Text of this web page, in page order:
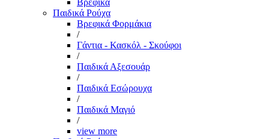
Βρεφικά
Παιδικά Ρούχα
Βρεφικά Φορμάκια
/
Γάντια - Κασκόλ - Σκούφοι
/
Παιδικά Αξεσουάρ
/
Παιδικά Εσώρουχα
/
Παιδικά Μαγιό
/
view more